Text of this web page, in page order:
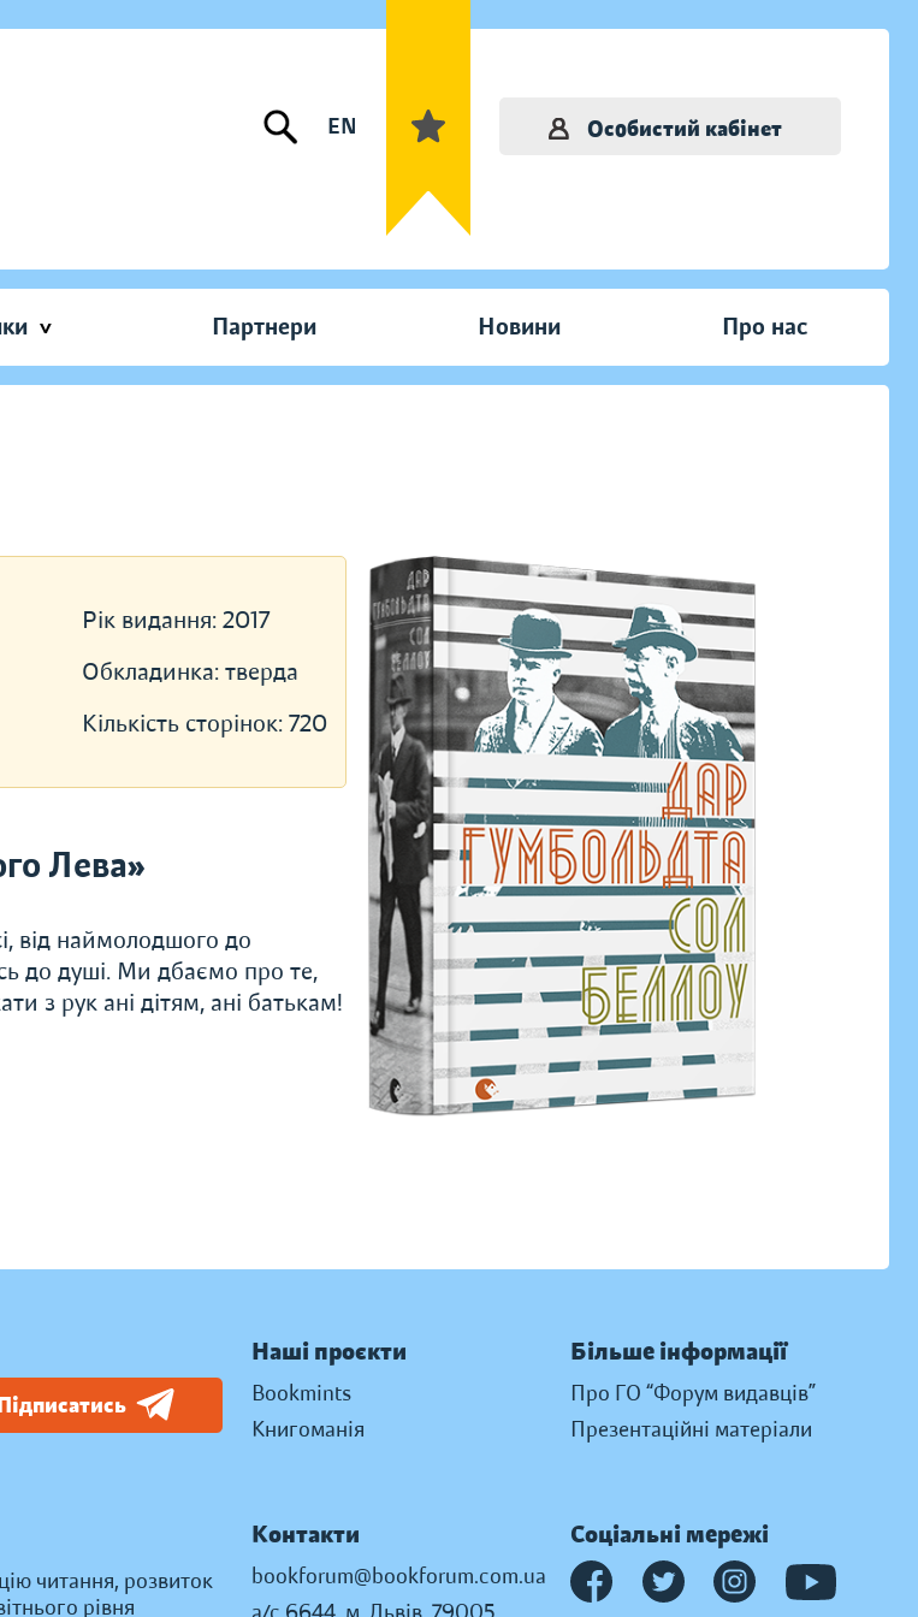
EN Особистий кабінет
Партнери Новини Про нас
Рік видання: 2017
Обкладинка: тверда
Кількість сторінок: 720
Лева»
від наймолодшого до
до душі. Ми дбаємо про те,
з рук ані дітям, ані батькам!
читання, розвиток
рівня
Наші проєкти
Bookmints
Книгоманія
Більше інформації
Про ГО “Форум видавців”
Презентаційні матеріали
Контакти
bookforum@bookforum.com.ua
Соціальні мережі